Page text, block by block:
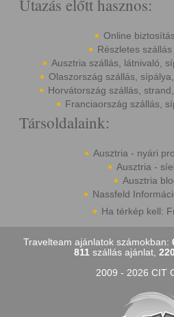
Utazás előtt hasznos:
Online
Részletes
Ausztria szállás, látnivaló,
Olaszország szállás,
Horvátország szállás,
Franciaország szállás,
Társoldalaink:
Ausztria - nyári
Ausztria -
Ausztria
Nassfeld
Ha térkép kell:
Travelteam ajánlatok számokban:
811 szállás ajánlat, 220
2009 - 2026 CIT